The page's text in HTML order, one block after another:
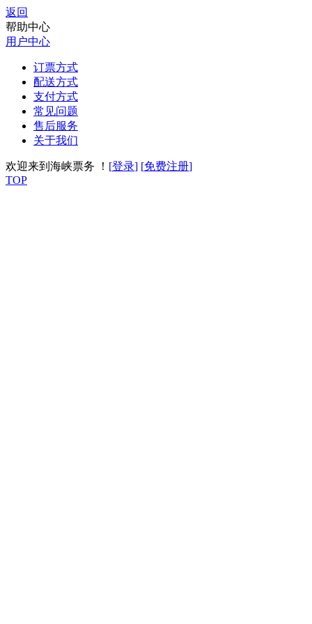
返回
帮助中心
用户中心
订票方式
配送方式
支付方式
常见问题
售后服务
关于我们
欢迎来到海峡票务 ！ [登录] [免费注册]
TOP